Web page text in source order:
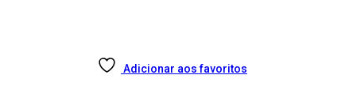
Adicionar aos favoritos